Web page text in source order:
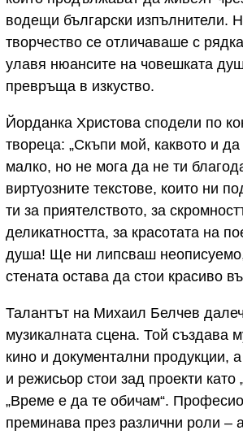
водещи български изпълнители.
творчество се отличаваше с
улавя нюансите на човешката
превръща в изкуство.
Йорданка Христова сподели по
твореца: „Скъпи мой, каквото и
малко, но не мога да не ти
виртуозните текстове, които ни
ти за приятелството, за
деликатността, за красотата на
душа! Ще ни липсваш неописуемо,
стената остава да стои красиво
Талантът на Михаил Белчев
музикалната сцена. Той създава
кино и документални продукции,
и режисьор стои зад проекти като
„Време е да те обичам“.
преминава през различни роли –